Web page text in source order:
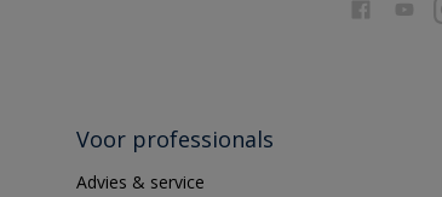
Voor professionals
Advies & service